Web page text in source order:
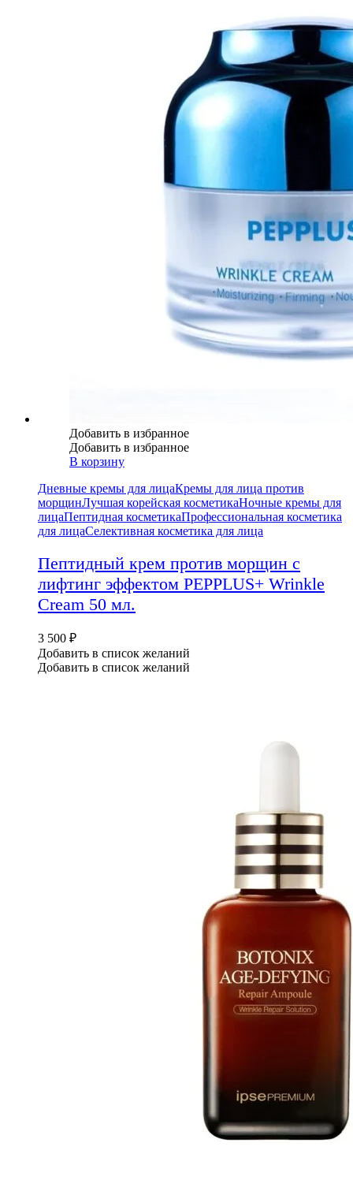
Добавить в избранное
Добавить в избранное
В корзину
Дневные кремы для лицаКремы для лица против
морщинЛучшая корейская косметикаНочные кремы для
лицаПептидная косметикаПрофессиональная косметика
для лицаСелективная косметика для лица
Пептидный крем против морщин с
лифтинг эффектом PEPPLUS+ Wrinkle
Cream 50 мл.
3 500 ₽
Добавить в список желаний
Добавить в список желаний